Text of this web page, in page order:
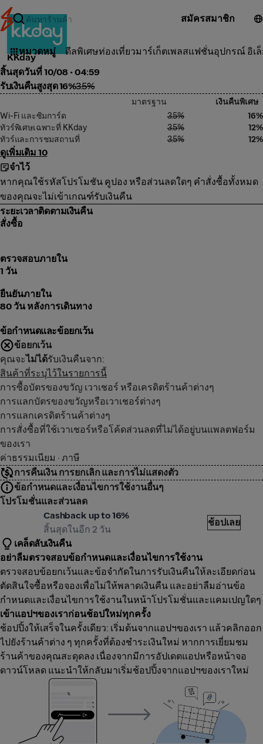
สมัครสมาชิก
หมวดหมู่ ดีลพิเศษท่องเที่ยวมาร์เก็ตเพลสแฟชั่นอุปกรณ์ อิเ
KKday
สิ้นสุดวันที่ 10/08 • 04:59
รับเงินคืนสูงสุด 16%3.5%
มาตรฐาน
เงินคืนพิเศษ
Wi-Fi และซิมการ์ด
3.5%
16%
ทัวร์พิเศษเฉพาะที่ KKday
3.5%
12%
ทัวร์และการชมสถานที่
3.5% 12%
ดูเพิ่มเติม 10
จำไว้
หากคุณใช้รหัสโปรโมชัน คูปอง หรือส่วนลดใดๆ คำสั่งซื้อทั้งหมด
ของคุณจะไม่เข้าเกณฑ์รับเงินคืน
ระยะเวลาติดตามเงินคืน
สั่งซื้อ
ตรวจสอบภายใน
1 วัน
ยืนยันภายใน
80 วัน หลังการเดินทาง
ข้อกำหนดและข้อยกเว้น
ข้อยกเว้น
คุณจะไม่ได้รับเงินคืนจาก:
สินค้าที่ระบุไว้ในรายการนี้
การซื้อบัตรของขวัญ เวาเชอร์ หรือเครดิตร้านค้าต่างๆ
การแลกบัตรของขวัญหรือเวาเชอร์ต่างๆ
การแลกเครดิตร้านค้าต่างๆ
การสั่งซื้อที่ใช้เวาเชอร์หรือโค้ดส่วนลดที่ไม่ได้อยู่บนแพลตฟอร์ม
ของเรา
ค่าธรรมเนียม · ภาษี
การคืนเงิน การยกเลิก และการไม่แสดงตัว
ข้อกำหนดและเงื่อนไขการใช้งานอื่นๆ
โปรโมชั่นและส่วนลด
Cashback up to 16%
สิ้นสุดในอีก 2 วัน
ช้อปเลย
เคล็ดลับเงินคืน
อย่าลืมตรวจสอบข้อกำหนดและเงื่อนไขการใช้งาน
ตรวจสอบข้อยกเว้นและข้อจำกัดในการรับเงินคืนให้ละเอียดก่อน
ตัดสินใจซื้อหรือจองเพื่อไม่ให้พลาดเงินคืน และอย่าลืมอ่านข้อ
กำหนดและเงื่อนไขการใช้งานในหน้าโปรโมชั่นและแคมเปญใดๆ
เข้าแอปฯของเราก่อนช้อปใหม่ทุกครั้ง
ช้อปปิ้งให้เสร็จในครั้งเดียว: เริ่มต้นจากแอปฯของเรา แล้วคลิกออก
ไปยังร้านค้าต่าง ๆ ทุกครั้งที่ต้องชำระเงินใหม่ หากการเยี่ยมชม
ร้านค้าของคุณสะดุดลง เนื่องจากมีการอัปเดตแอปหรือหน้าจอ
ดาวน์โหลด แนะนำให้กลับมาเริ่มช้อปปิ้งจากแอปฯของเราใหม่